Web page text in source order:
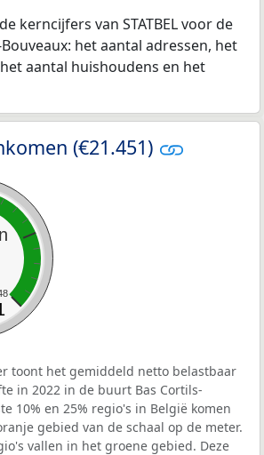
kerncijfers van STATBEL voor de
het aantal adressen, het
aantal huishoudens en het
(€21.451)
toont het gemiddeld netto belastbaar
in 2022 in de buurt Bas Cortils-
10% en 25% regio's in België komen
gebied van de schaal op de meter.
vallen in het groene gebied. Deze